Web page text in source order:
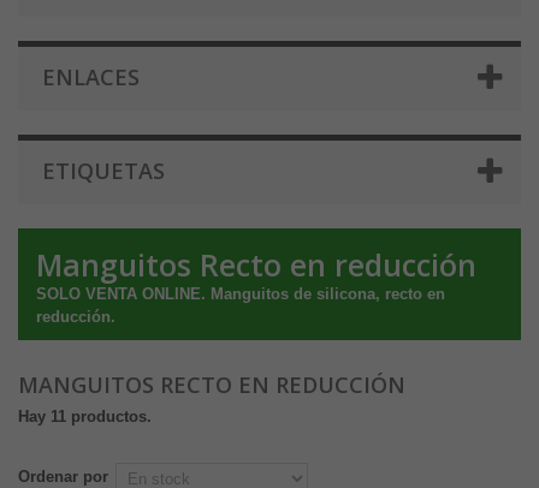
ENLACES
ETIQUETAS
Manguitos Recto en reducción
SOLO VENTA ONLINE. Manguitos de silicona, recto en
reducción.
MANGUITOS RECTO EN REDUCCIÓN
Hay 11 productos.
Ordenar por